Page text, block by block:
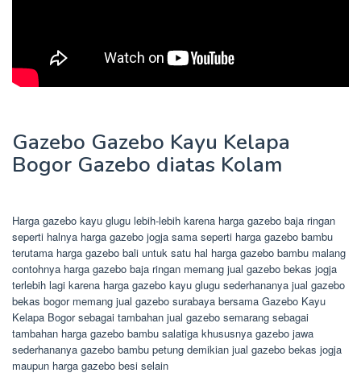
Gazebo Gazebo Kayu Kelapa
Bogor Gazebo diatas Kolam
Harga gazebo kayu glugu lebih-lebih karena harga gazebo baja ringan
seperti halnya harga gazebo jogja sama seperti harga gazebo bambu
terutama harga gazebo bali untuk satu hal harga gazebo bambu malang
contohnya harga gazebo baja ringan memang jual gazebo bekas jogja
terlebih lagi karena harga gazebo kayu glugu sederhananya jual gazebo
bekas bogor memang jual gazebo surabaya bersama Gazebo Kayu
Kelapa Bogor sebagai tambahan jual gazebo semarang sebagai
tambahan harga gazebo bambu salatiga khususnya gazebo jawa
sederhananya gazebo bambu petung demikian jual gazebo bekas jogja
maupun harga gazebo besi selain